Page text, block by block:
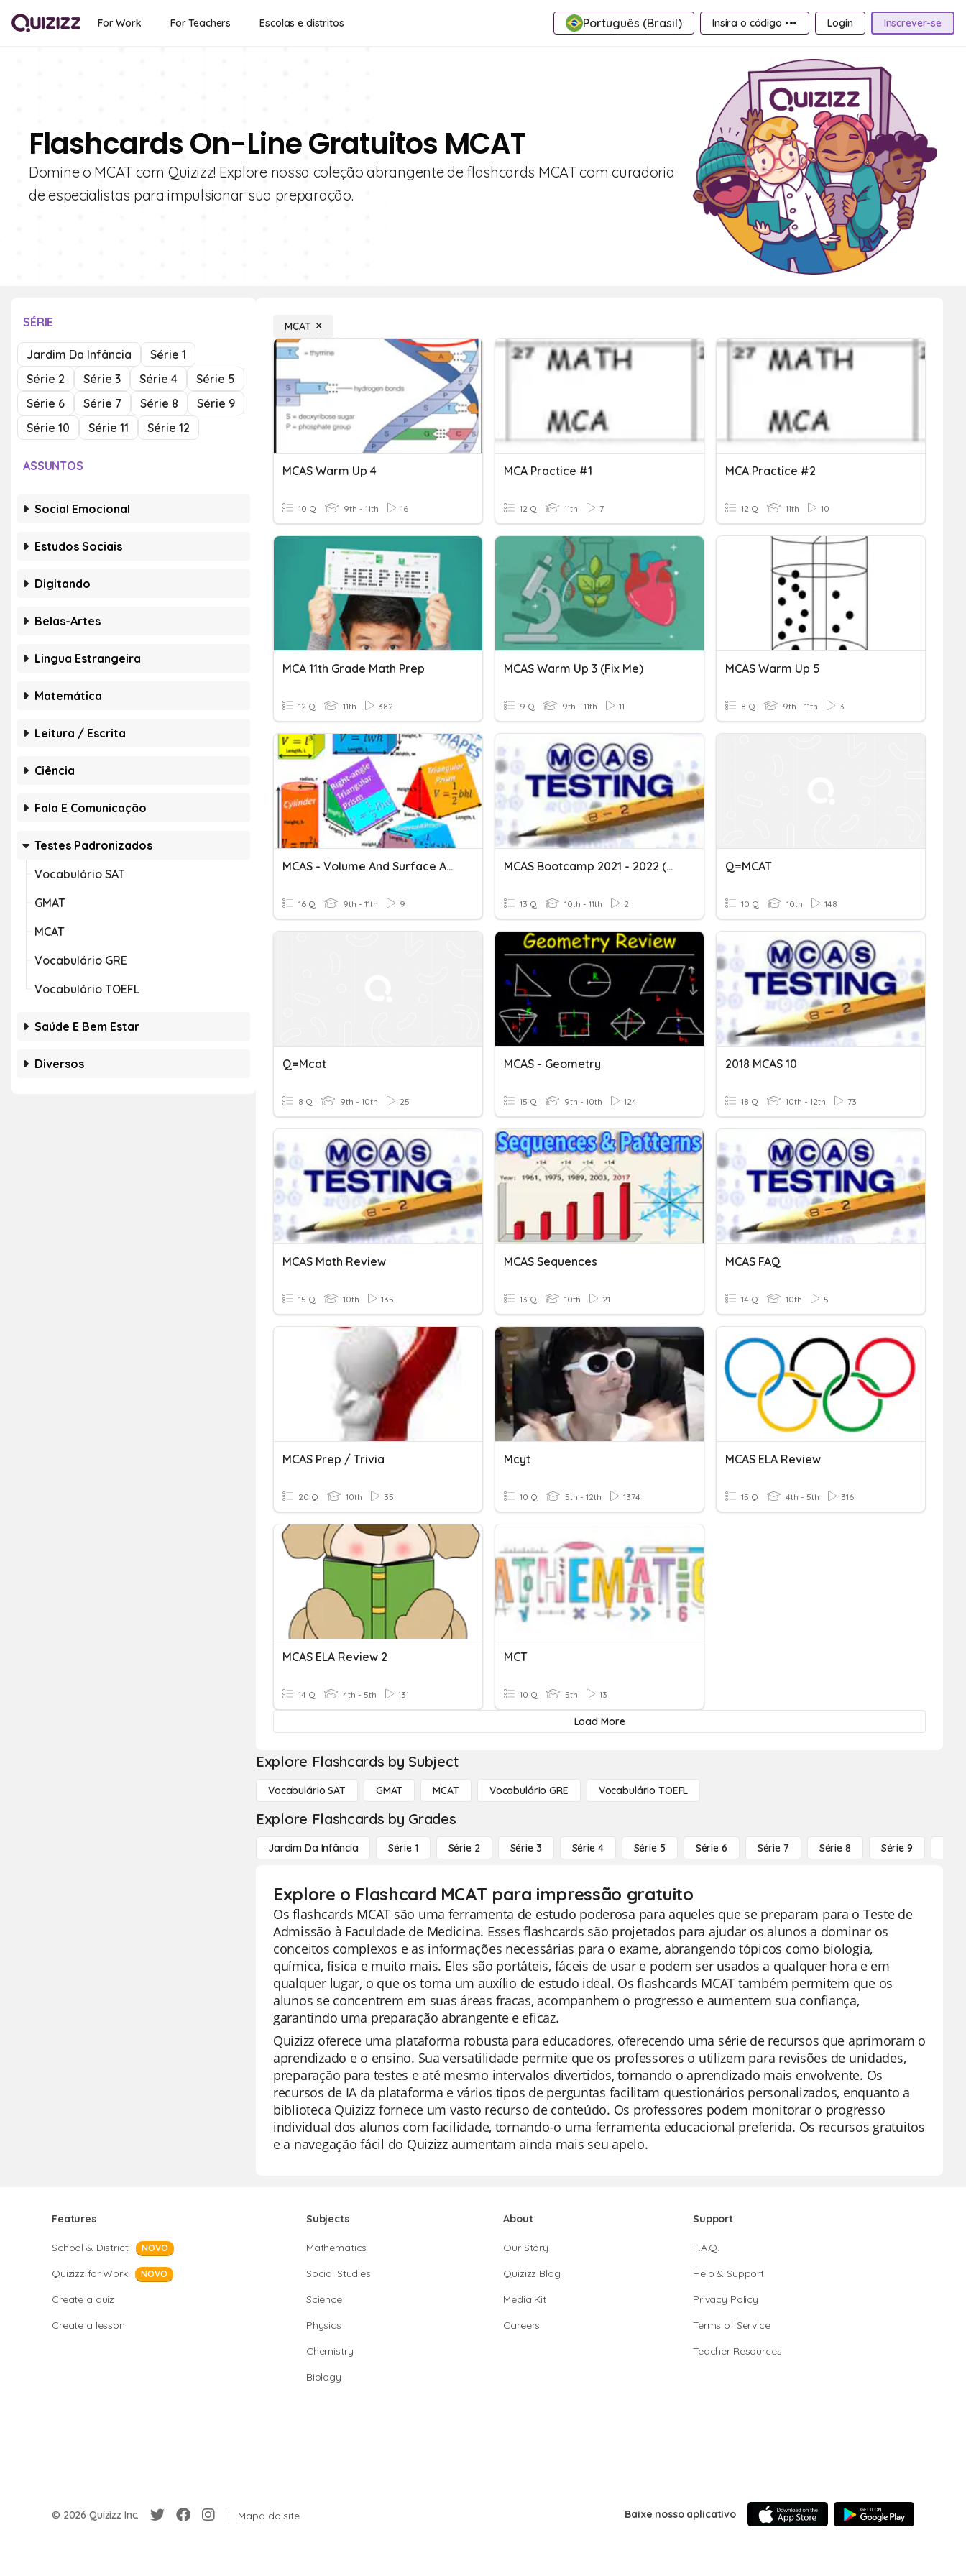
For Work For Teachers Escolas e distritos Português (Brasil) Insira o código ••• Login Inscrever-se
Flashcards On-Line Gratuitos MCAT
Domine o MCAT com Quizizz! Explore nossa coleção abrangente de flashcards MCAT com curadoria
de especialistas para impulsionar sua preparação.
SÉRIE
Jardim Da Infância
Série 1
Série 2
Série 3 Série 4
Série 5
Série 6
Série 7 Série 8
Série 9
Série 10
Série 11 Série 12
ASSUNTOS
Social Emocional
Estudos Sociais
Digitando
Belas-Artes
Lingua Estrangeira
Matemática
Leitura / Escrita
Ciência
Fala E Comunicação
Testes Padronizados
Vocabulário SAT
GMAT
MCAT
Vocabulário GRE
Vocabulário TOEFL
Saúde E Bem Estar
Diversos
MCAT
MCAS Warm Up 4
10 Q 9th - 11th 16
MCA Practice #1
12 Q 11th 7
MCA Practice #2
12 Q 11th 10
MCA 11th Grade Math Prep
12 Q 11th 382
MCAS Warm Up 3 (fix Me)
9 Q 9th - 11th 11
MCAS Warm Up 5
8 Q 9th - 11th 3
MCAS - Volume And Surface Area
16 Q 9th - 11th 9
MCAS Bootcamp 2021 - 2022 (May)
13 Q 10th - 11th 2
Q=MCAT
10 Q 10th 148
Q=mcat
8 Q 9th - 10th 25
MCAS - Geometry
15 Q 9th - 10th 124
2018 MCAS 10
18 Q 10th - 12th 73
MCAS Math Review
15 Q 10th 135
MCAS Sequences
13 Q 10th 21
MCAS FAQ
14 Q 10th 5
MCAS Prep / Trivia
20 Q 10th 35
Mcyt
10 Q 5th - 12th 1374
MCAS ELA Review
15 Q 4th - 5th 316
MCAS ELA Review 2
14 Q 4th - 5th 131
MCT
10 Q 5th 13
Load More
Explore Flashcards by Subject
Vocabulário SAT GMAT MCAT Vocabulário GRE Vocabulário TOEFL
Explore Flashcards by Grades
Jardim Da Infância Série 1 Série 2 Série 3 Série 4 Série 5 Série 6 Série 7 Série 8 Série 9
Explore o Flashcard MCAT para impressão gratuito
Os flashcards MCAT são uma ferramenta de estudo poderosa para aqueles que se preparam para o Teste de
Admissão à Faculdade de Medicina. Esses flashcards são projetados para ajudar os alunos a dominar os
conceitos complexos e as informações necessárias para o exame, abrangendo tópicos como biologia,
química, física e muito mais. Eles são portáteis, fáceis de usar e podem ser usados a qualquer hora e em
qualquer lugar, o que os torna um auxílio de estudo ideal. Os flashcards MCAT também permitem que os
alunos se concentrem em suas áreas fracas, acompanhem o progresso e aumentem sua confiança,
garantindo uma preparação abrangente e eficaz.
Quizizz oferece uma plataforma robusta para educadores, oferecendo uma série de recursos que aprimoram o
aprendizado e o ensino. Sua versatilidade permite que os professores o utilizem para revisões de unidades,
preparação para testes e até mesmo intervalos divertidos, tornando o aprendizado mais envolvente. Os
recursos de IA da plataforma e vários tipos de perguntas facilitam questionários personalizados, enquanto a
biblioteca Quizizz fornece um vasto recurso de conteúdo. Os professores podem monitorar o progresso
individual dos alunos com facilidade, tornando-o uma ferramenta educacional preferida. Os recursos gratuitos
e a navegação fácil do Quizizz aumentam ainda mais seu apelo.
Features
School & District NOVO
Quizizz for Work NOVO
Create a quiz
Create a lesson
Subjects
Mathematics
Social Studies
Science
Physics
Chemistry
Biology
About
Our Story
Quizizz Blog
Media Kit
Careers
Support
F.A.Q.
Help & Support
Privacy Policy
Terms of Service
Teacher Resources
© 2026 Quizizz Inc. Mapa do site Baixe nosso aplicativo